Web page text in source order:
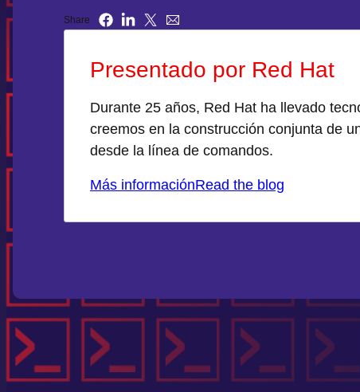
Share
Presentado por Red Hat
Durante 25 años, Red Hat ha llevado
creemos en la construcción conjunta de
desde la línea de comandos.
Más informaciónRead the blog